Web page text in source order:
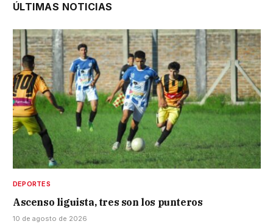
ÚLTIMAS NOTICIAS
DEPORTES
Ascenso liguista, tres son los punteros
10 de agosto de 2026